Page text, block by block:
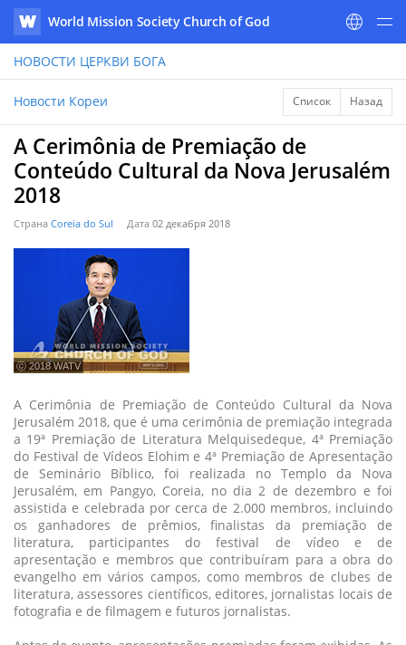
WATV
World Mission Society Church of God
НОВОСТИ ЦЕРКВИ БОГА
Новости Кореи Список Назад
A Cerimônia de Premiação de
Conteúdo Cultural da Nova Jerusalém
2018
Страна Coreia do Sul Дата 02 декабря 2018
ⓒ 2018 WATV
A Cerimônia de Premiação de Conteúdo Cultural da Nova
Jerusalém 2018, que é uma cerimônia de premiação integrada
a 19ª Premiação de Literatura Melquisedeque, 4ª Premiação
do Festival de Vídeos Elohim e 4ª Premiação de Apresentação
de Seminário Bíblico, foi realizada no Templo da Nova
Jerusalém, em Pangyo, Coreia, no dia 2 de dezembro e foi
assistida e celebrada por cerca de 2.000 membros, incluindo
os ganhadores de prêmios, finalistas da premiação de
literatura, participantes do festival de vídeo e de
apresentação e membros que contribuíram para a obra do
evangelho em vários campos, como membros de clubes de
literatura, assessores científicos, editores, jornalistas locais de
fotografia e de filmagem e futuros jornalistas.